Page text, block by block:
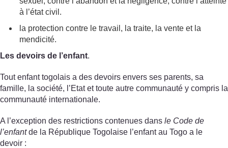
à l’état civil.
la protection contre le travail, la traite, la vente et la
mendicité.
Les devoirs de l’enfant.
Tout enfant togolais a des devoirs envers ses parents, sa
famille, la société, l’Etat et toute autre communauté y compris la
communauté internationale.
A l’exception des restrictions contenues dans le Code de
l’enfantde la République Togolaise l’enfant au Togo a le
devoir :